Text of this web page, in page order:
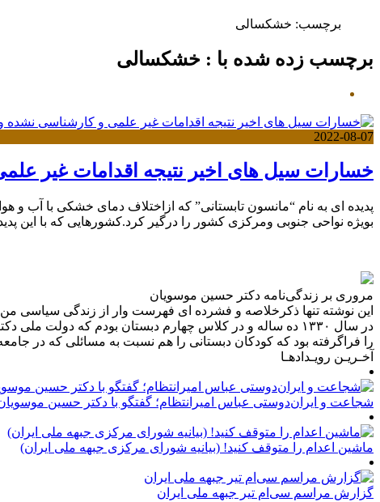
برچسب: خشکسالی
برچسب زده شده با : خشکسالی
2022-08-07
خسارات سیل های اخیر نتیجه اقدامات غیر
بویژه نواحی جنوبی ومرکزی کشور را درگیر کرد.کشورهایی که با این
مروری بر زندگی‌نامه دکتر حسین موسویان
در سال ۱۳۳۰ ده ساله و در کلاس چهارم دبستان بودم که
را فراگرفته بود که کودکان دبستانی را هم نسبت به مسائلی که در
آخـریـن رویـدادهـا
شجاعت و ایران‌دوستی عباس امیرانتظام؛ گفتگو با دکتر حسین
ماشین اعدام را متوقف کنید! (بیانیه شورای مرکزی جبهه ملی ایران)
گزارش مراسم سی‌ام تیر جبهه ملی ایران